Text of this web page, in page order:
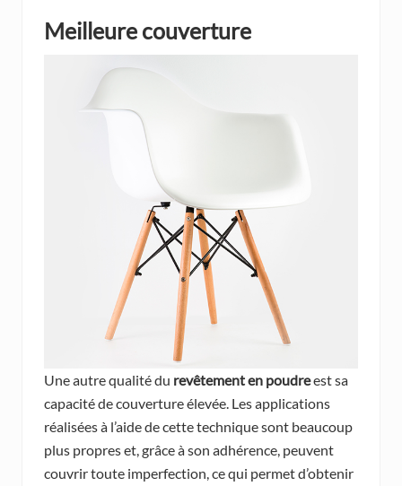
Meilleure couverture
Une autre qualité du revêtement en poudreest sa
capacité de couverture élevée. Les applications
réalisées à l’aide de cette technique sont beaucoup
plus propres et, grâce à son adhérence, peuvent
couvrir toute imperfection, ce qui permet d’obtenir